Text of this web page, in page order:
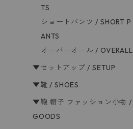
TS
ショートパンツ / SHORT P
ANTS
オーバーオール / OVERALL
▼セットアップ / SETUP
▼靴 / SHOES
▼鞄 帽子 ファッション小物 /
GOODS